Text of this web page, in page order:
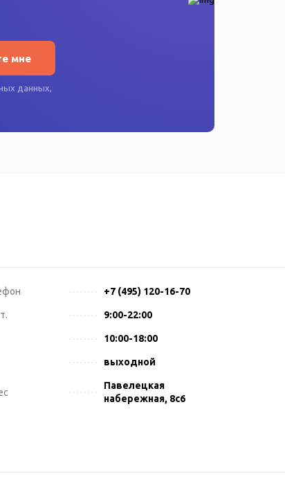
мне
данных,
+7 (495) 120-16-70
9:00-22:00
10:00-18:00
выходной
Павелецкая
набережная, 8с6